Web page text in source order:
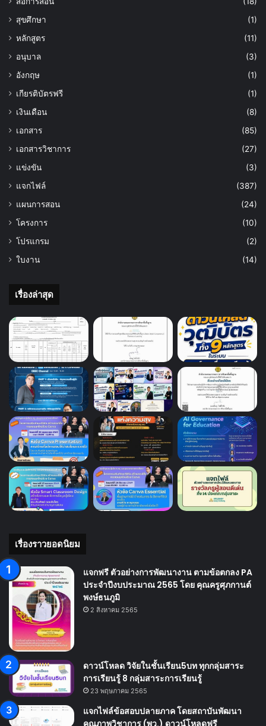
สุขศึกษา
(1)
หลักสูตร
(11)
อนุบาล
(3)
อังกฤษ
(1)
เกียรติบัตรฟรี
(1)
เงินเดือน
(8)
เอกสาร
(85)
เอกสารวิชาการ
(27)
แข่งขัน
(3)
แจกไฟล์
(387)
แผนการสอน
(24)
โครงการ
(10)
โปรแกรม
(2)
ใบงาน
(14)
เรื่องล่าสุด
เรื่องราวยอดนิยม
แจกฟรี ตัวอย่างการพัฒนางาน ตามข้อตกลง PA
ประจำปีงบประมาณ 2565 โดย คุณครูศุภกานต์
พงษ์ธนภูมิ
2 สิงหาคม 2565
ดาวน์โหลด วิจัยในชั้นเรียน5บท ทุกกลุ่มสาระ
การเรียนรู้ 8 กลุ่มสาระการเรียนรู้
23 พฤษภาคม 2565
แจกไฟล์ข้อสอบปลายภาค โดยสถาบันพัฒนา
คุณภาพวิชาการ (พว.) ดาวน์โหลดฟรี